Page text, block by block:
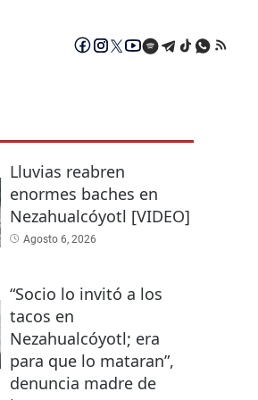
Lluvias reabren
enormes baches en
Nezahualcóyotl [VIDEO]
Agosto 6, 2026
“Socio lo invitó a los
tacos en
Nezahualcóyotl; era
para que lo mataran”,
denuncia madre de